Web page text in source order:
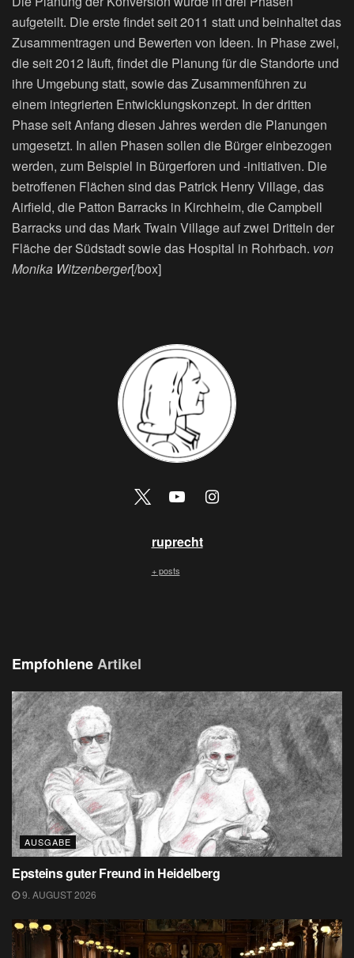
aufgeteilt. Die erste findet seit 2011 statt und beinhaltet das
Zusammentragen und Bewerten von Ideen. In Phase zwei,
die seit 2012 läuft, findet die Planung für die Standorte und
ihre Umgebung statt, sowie das Zusammenführen zu
einem integrierten Entwicklungskonzept. In der dritten
Phase seit Anfang diesen Jahres werden die Planungen
umgesetzt. In allen Phasen sollen die Bürger einbezogen
werden, zum Beispiel in Bürgerforen und -initiativen. Die
betroffenen Flächen sind das Patrick Henry Village, das
Airfield, die Patton Barracks in Kirchheim, die Campbell
Barracks und das Mark Twain Village auf zwei Dritteln der
Fläche der Südstadt sowie das Hospital in Rohrbach. von
Monika Witzenberger[/box]
ruprecht
+ posts
EmpfohleneArtikel
AUSGABE
Epsteins guter Freund in Heidelberg
9. AUGUST 2026